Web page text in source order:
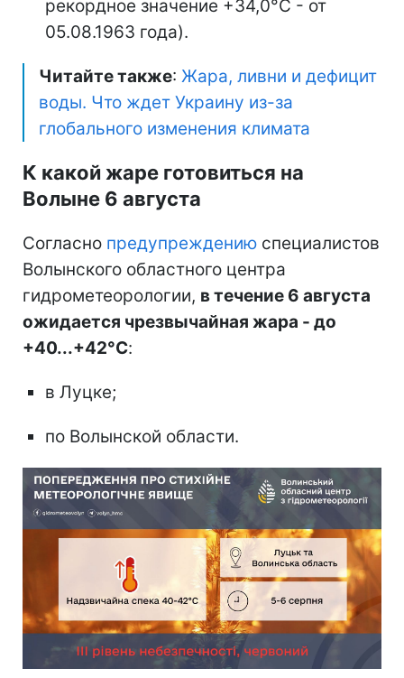
рекордное значение +34,0°С - от
05.08.1963 года).
Читайте также: Жара, ливни и дефицит
воды. Что ждет Украину из-за
глобального изменения климата
К какой жаре готовиться на
Волыне 6 августа
Согласно предупреждению специалистов
Волынского областного центра
гидрометеорологии, в течение 6 августа
ожидается чрезвычайная жара - до
+40...+42°С:
в Луцке;
по Волынской области.